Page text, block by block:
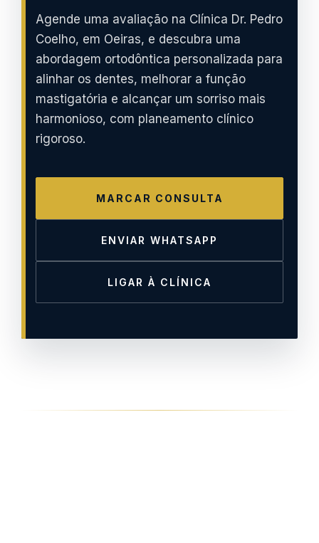
Agende uma avaliação na Clínica Dr. Pedro
Coelho, em Oeiras, e descubra uma
abordagem ortodôntica personalizada para
alinhar os dentes, melhorar a função
mastigatória e alcançar um sorriso mais
harmonioso, com planeamento clínico
rigoroso.
MARCAR CONSULTA
ENVIAR WHATSAPP
LIGAR À CLÍNICA